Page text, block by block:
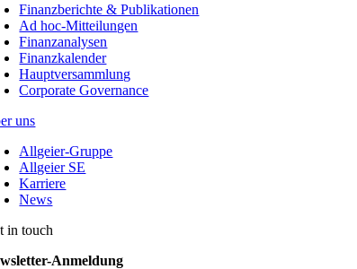
Finanzberichte & Publikationen
Ad hoc-Mitteilungen
Finanzanalysen
Finanzkalender
Hauptversammlung
Corporate Governance
uns
Allgeier-Gruppe
Allgeier SE
Karriere
News
in touch
Anmeldung